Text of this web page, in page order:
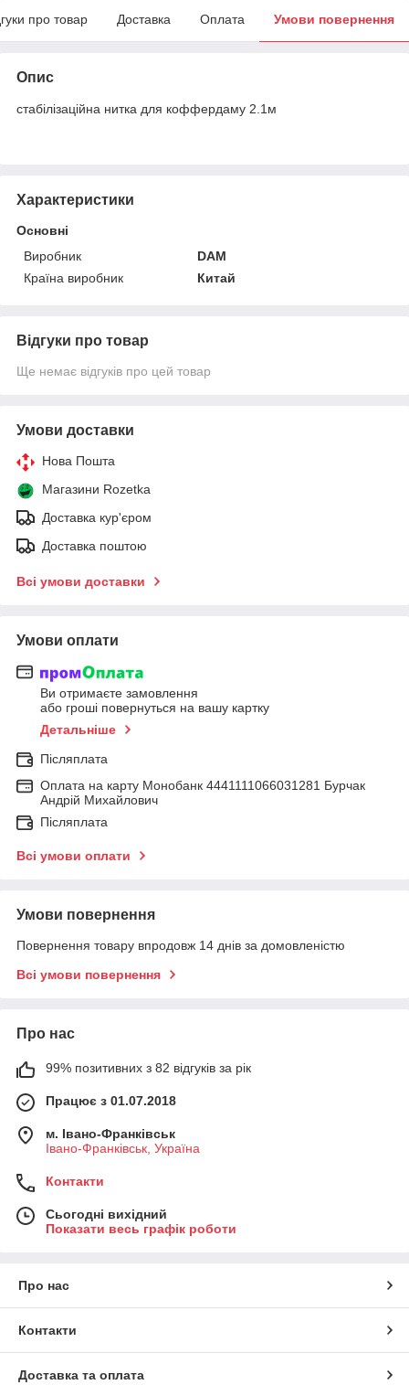
про товар Доставка Оплата Умови повернення
Опис
стабілізаційна нитка для коффердаму 2.1м
Характеристики
Основні
Виробник
DAM
Країна виробник
Китай
Відгуки про товар
Ще немає відгуків про цей товар
Умови доставки
Нова Пошта
Магазини Rozetka
Доставка кур'єром
Доставка поштою
Всі умови доставки
Умови оплати
Ви отримаєте замовлення
або гроші повернуться на вашу картку
Детальніше
Післяплата
Оплата на карту Монобанк 4441111066031281 Бурчак
Андрій Михайлович
Післяплата
Всі умови оплати
Умови повернення
Повернення товару впродовж 14 днів за домовленістю
Всі умови повернення
Про нас
99% позитивних з 82 відгуків за рік
Працює з 01.07.2018
м. Івано-Франківськ
Івано-Франківськ, Україна
Контакти
Сьогодні вихідний
Показати весь графік роботи
Про нас
Контакти
Доставка та оплата